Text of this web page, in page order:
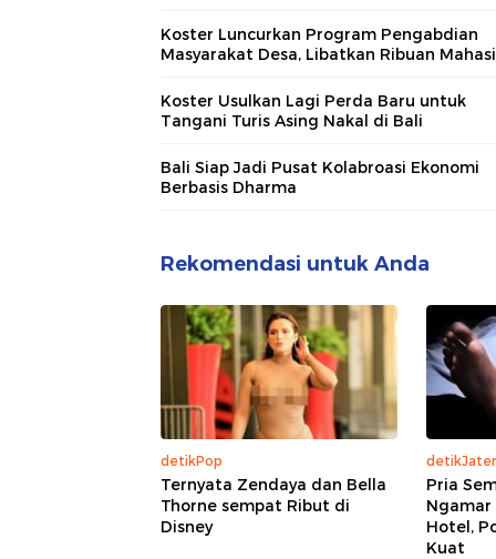
Koster Luncurkan Program Pengabdian
Masyarakat Desa, Libatkan Ribuan
Koster Usulkan Lagi Perda Baru untuk
Tangani Turis Asing Nakal di Bali
Bali Siap Jadi Pusat Kolabroasi Ekonomi
Berbasis Dharma
Rekomendasi untuk Anda
detikPop
Ternyata Zendaya dan Bella
Thorne sempat Ribut di
Disney
Pria
Ngamar
Hotel,
Kuat